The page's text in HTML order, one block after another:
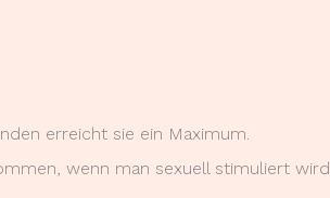
erreicht sie ein Maximum.
wenn man sexuell stimuliert wird.